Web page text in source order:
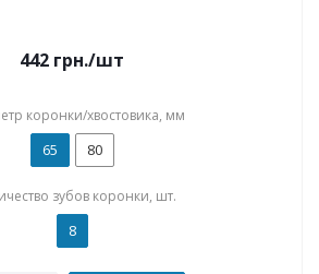
442грн./шт
коронки/хвостовика, мм
65 80
зубов коронки, шт.
8